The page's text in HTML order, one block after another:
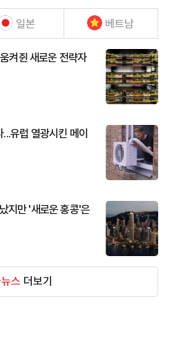
일본 베트남
켜쥔 새로운 전략자
유럽 열광시킨 메이
지만 '새로운 홍콩'은
스 더보기